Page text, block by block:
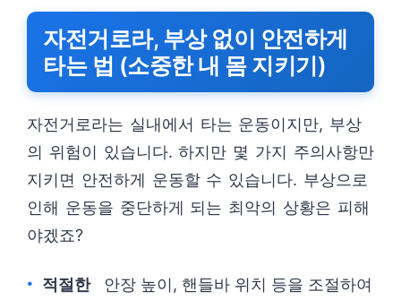
자전거로라, 부상 없이 안전하게
타는 법 (소중한 내 몸 지키기)
자전거로라는 실내에서 타는 운동이지만, 부상
의 위험이 있습니다. 하지만 몇 가지 주의사항만
지키면 안전하게 운동할 수 있습니다. 부상으로
인해 운동을 중단하게 되는 최악의 상황은 피해
야겠죠?
적절한
안장 높이, 핸들바 위치 등을 조절하여